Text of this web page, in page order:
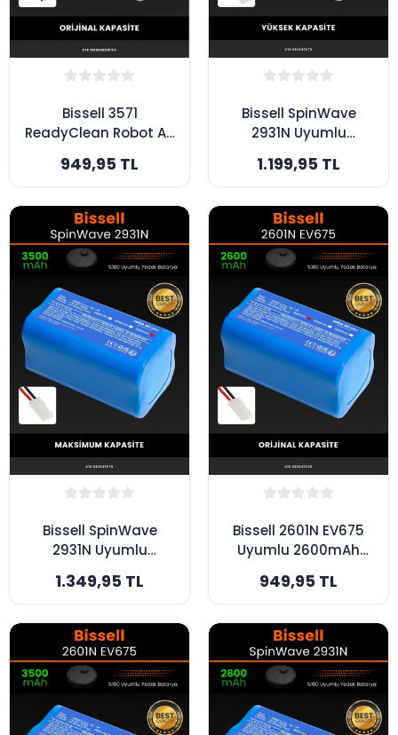
Bissell 3571
ReadyClean Robot A3
Robot Süpürge
Bataryası - Orijinal
Kapasite
949,95 TL
Bissell SpinWave
2931N Uyumlu
Süpürge Bataryası -
Yüksek Kapasite
1.199,95 TL
Bissell SpinWave
2931N Uyumlu
Süpürge Bataryası -
Maksimum Kapasite
1.349,95 TL
Bissell 2601N EV675
Uyumlu 2600mAh
Bataryası - Orijinal
Kapasite
949,95 TL